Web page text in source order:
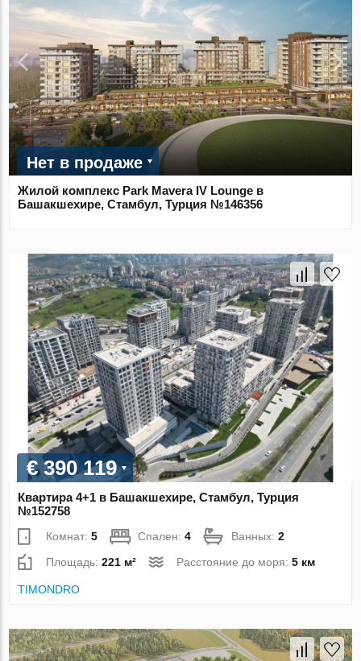
Нет в продаже
Жилой комплекс Park Mavera IV Lounge в
Башакшехире, Стамбул, Турция №146356
€ 390 119
Квартира 4+1 в Башакшехире, Стамбул, Турция
№152758
Комнат:5 Спален:4 Ванных:2
Площадь:221 м² Расстояние до моря:5 км
TIMONDRO